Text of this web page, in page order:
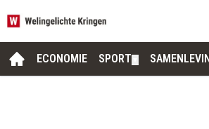
ECONOMIE SPORT